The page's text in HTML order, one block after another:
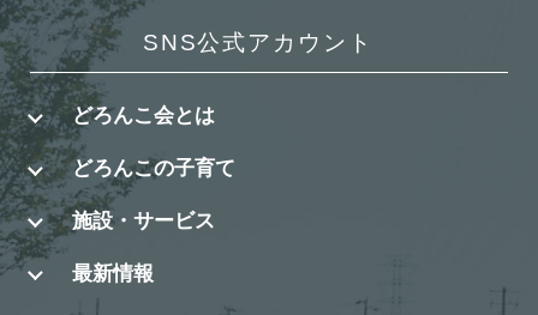
SNS公式アカウント
どろんこ会とは
どろんこの子育て
施設・サービス
最新情報